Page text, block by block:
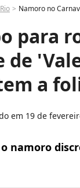
Namoro no Carnaval do RJ:
para
de
a
em 19 de
namoro